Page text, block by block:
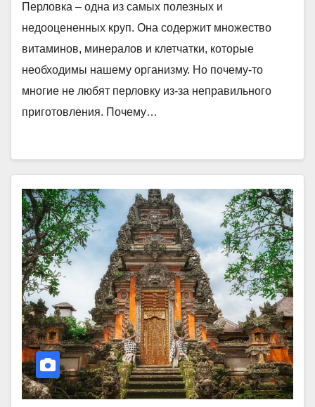
Перловка – одна из самых полезных и
недооцененных круп. Она содержит множество
витаминов, минералов и клетчатки, которые
необходимы нашему организму. Но почему-то
многие не любят перловку из-за неправильного
приготовления. Почему…